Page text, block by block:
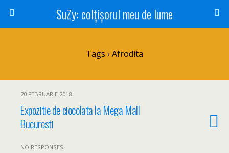
SuZy: colţişorul meu de lume
Tags › Afrodita
20 FEBRUARIE 2018
Expozitie de ciocolata la Mega Mall
Bucuresti
NO RESPONSES